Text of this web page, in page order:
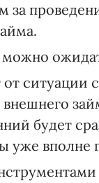
за
ситуации с
будет
уже вполне